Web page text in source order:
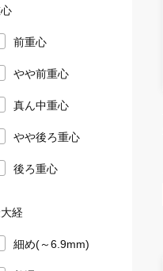
前重心
やや前重心
真ん中重心
やや後ろ重心
後ろ重心
経
細め(～6.9mm)